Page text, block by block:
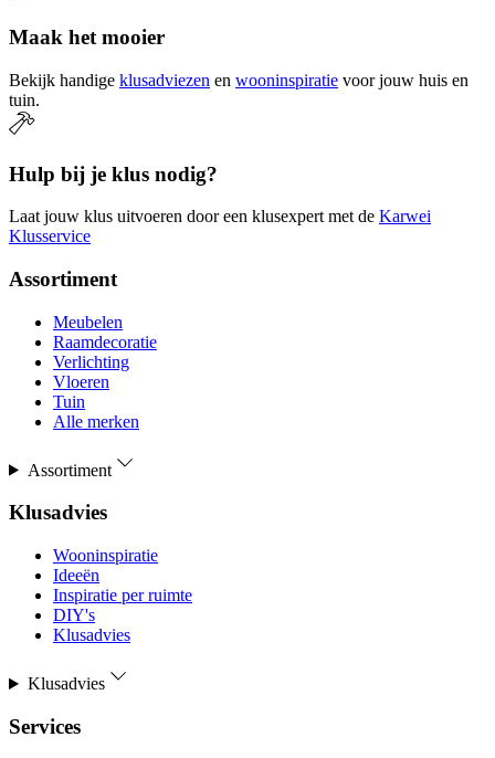
Maak het mooier
Bekijk handige klusadviezen en wooninspiratie voor jouw huis en
tuin.
Hulp bij je klus nodig?
Laat jouw klus uitvoeren door een klusexpert met de Karwei
Klusservice
Assortiment
Meubelen
Raamdecoratie
Verlichting
Vloeren
Tuin
Alle merken
Assortiment
Klusadvies
Wooninspiratie
Ideeën
Inspiratie per ruimte
DIY's
Klusadvies
Klusadvies
Services